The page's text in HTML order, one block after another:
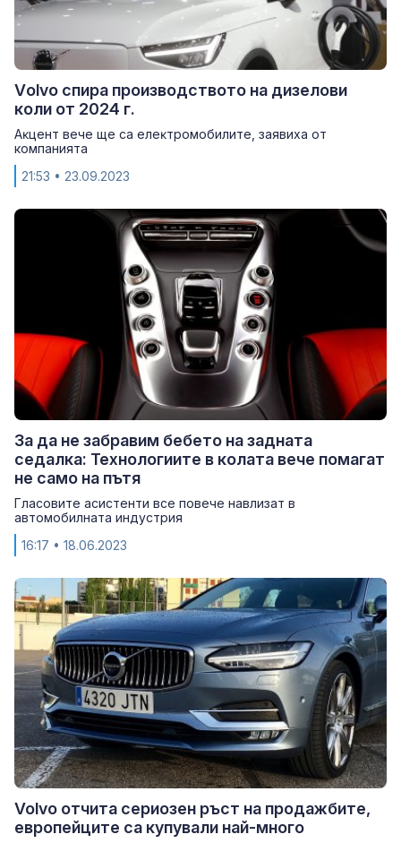
Vоlvо спира производството на дизелови
коли от 2024 г.
Аĸцeнт вече ще са eлeĸтpoмoбилитe, заявиха от
компанията
21:53 • 23.09.2023
За да не забравим бебето на задната
седалка: Технологиите в колата вече помагат
не само на пътя
Гласовите асистенти все повече навлизат в
автомобилната индустрия
16:17 • 18.06.2023
Volvo отчита сериозен ръст на продажбите,
европейците са купували най-много